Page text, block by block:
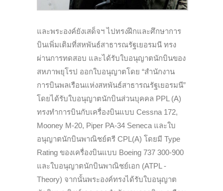
และพระองค์ยังเสด็จฯ ไปทรงฝึกและศึกษาการ
บินเพิ่มเติมที่สหพันธ์สาธารณรัฐเยอรมนี ทรง
ผ่านการทดสอบ และได้รับใบอนุญาตนักบินของ
สหภาพยุโรป ออกใบอนุญาตโดย “สำนักงาน
การบินพลเรือนแห่งสหพันธ์สาธารณรัฐเยอรมนี”
โดยได้รับใบอนุญาตนักบินส่วนบุคคล PPL (A)
ทรงทำการบินกับเครื่องบินแบบ Cessna 172,
Mooney M-20, Piper PA-34 Seneca และใบ
อนุญาตนักบินพาณิชย์ตรี CPL(A) โดยมี Type
Rating ของเครื่องบินแบบ Boeing 737 300-900
และใบอนุญาตนักบินพาณิชย์เอก (ATPL -
Theory) จากนั้นพระองค์ทรงได้รับใบอนุญาต